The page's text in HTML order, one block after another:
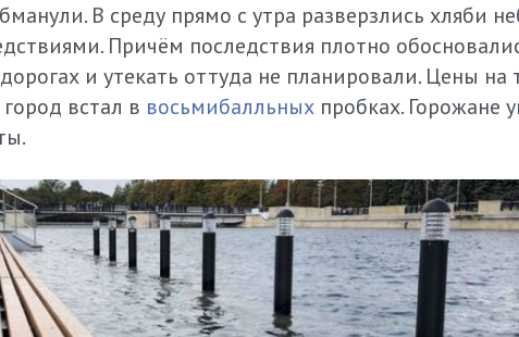
В среду прямо с утра разверзлись хляби
Причём последствия плотно
и утекать оттуда не планировали. Цены на
встал в восьмибалльных пробках. Горожане